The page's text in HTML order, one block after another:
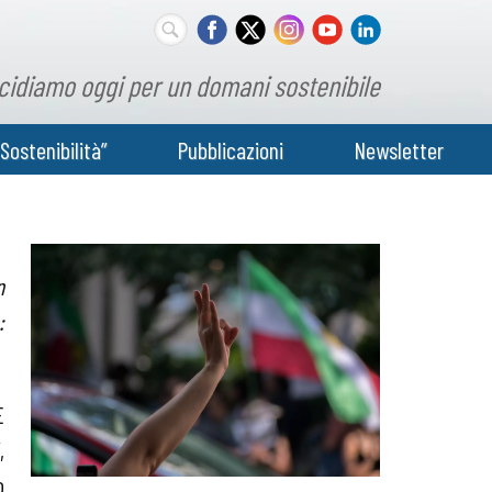
oggi per un domani sostenibile
Pubblicazioni Newsletter